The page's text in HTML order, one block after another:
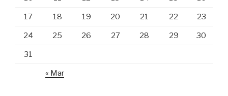
17 18 19 20 21 22 23
24 25 26 27 28 29 30
31
« Mar